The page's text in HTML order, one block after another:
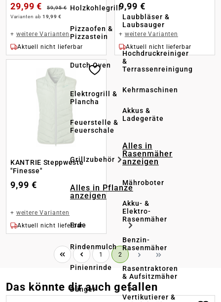
Holzkohlegrill
Pizzaofen &
Pizzastein
Dutch Oven
Elektrogrill &
Plancha
Feuerstelle &
Feuerschale
Grillzubehör
Alles in Pflanze
anzeigen
Erde
Rindenmulch
Pinienrinde
Dünger
Laubbläser &
Laubsauger
Hochdruckreiniger
&
Terrassenreinigung
Kehrmaschinen
Akkus &
Ladegeräte
Alles in
Rasenmäher
anzeigen
Mähroboter
Akku- &
Elektro-
Rasenmäher
Benzin-
Rasenmäher
Rasentraktoren
& Aufsitzmäher
Vertikutierer &
29,99 €
59,95 €
Varianten ab 19,99 €
+ weitere Varianten
Aktuell nicht lieferbar
9,99 €
+ weitere Varianten
Aktuell nicht lieferbar
KANTRIE Steppweste
"Finesse"
9,99 €
+ weitere Varianten
Aktuell nicht lieferbar
Seite
1 Seite
2
Das könnte dir auch gefallen